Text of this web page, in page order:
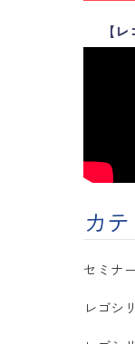
【
カ
セミナ
レゴシ